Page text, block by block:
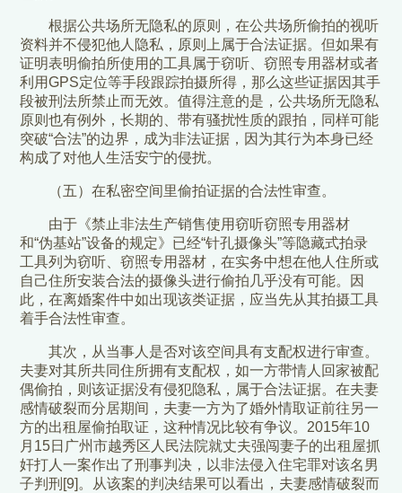
根据公共场所无隐私的原则，在公共场所偷拍的视听
资料并不侵犯他人隐私，原则上属于合法证据。但如果有
证明表明偷拍所使用的工具属于窃听、窃照专用器材或者
利用GPS定位等手段跟踪拍摄所得，那么这些证据因其手
段被刑法所禁止而无效。值得注意的是，公共场所无隐私
原则也有例外，长期的、带有骚扰性质的跟拍，同样可能
突破“合法”的边界，成为非法证据，因为其行为本身已经
构成了对他人生活安宁的侵扰。
（五）在私密空间里偷拍证据的合法性审查。
由于《禁止非法生产销售使用窃听窃照专用器材
和“伪基站”设备的规定》已经“针孔摄像头”等隐藏式拍录
工具列为窃听、窃照专用器材，在实务中想在他人住所或
自己住所安装合法的摄像头进行偷拍几乎没有可能。因
此，在离婚案件中如出现该类证据，应当先从其拍摄工具
着手合法性审查。
其次，从当事人是否对该空间具有支配权进行审查。
夫妻对其所共同住所拥有支配权，如一方带情人回家被配
偶偷拍，则该证据没有侵犯隐私，属于合法证据。在夫妻
感情破裂而分居期间，夫妻一方为了婚外情取证前往另一
方的出租屋偷拍取证，这种情况比较有争议。2015年10
月15日广州市越秀区人民法院就丈夫强闯妻子的出租屋抓
奸打人一案作出了刑事判决，以非法侵入住宅罪对该名男
子判刑[9]。从该案的判决结果可以看出，夫妻感情破裂而